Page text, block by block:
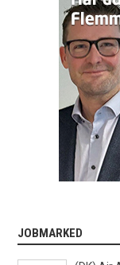
JOBMARKED